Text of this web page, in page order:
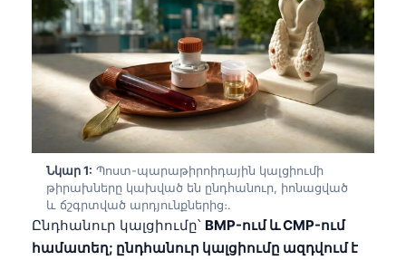
Նկար 1: Պոստ-պարաթիրոիդային կալցիումի
թիրախները կախված են ընդհանուր, իոնացված
և ճշգրտված արդյունքներից։.
Ընդհանուր կալցիումը՝ BMP-ում և CMP-ում
համատեղ; ընդհանուր կալցիումը ազդվում է